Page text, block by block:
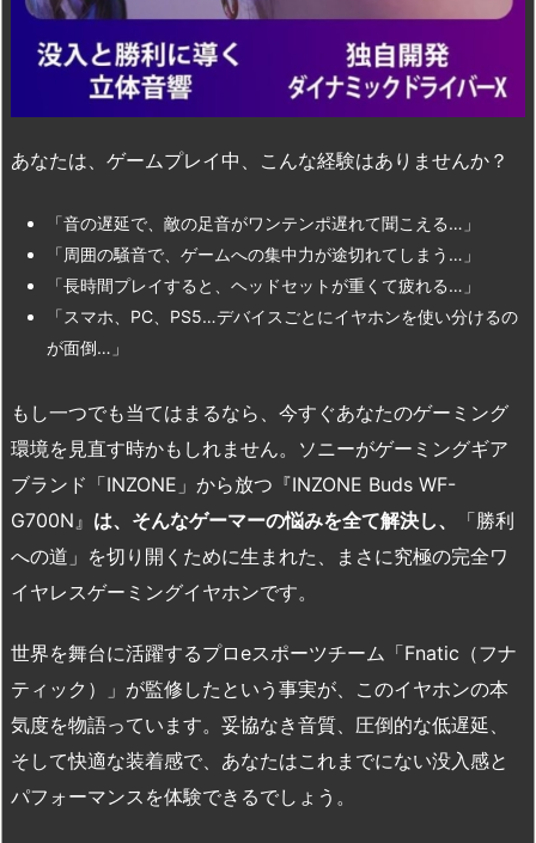
あなたは、ゲームプレイ中、こんな経験はありませんか？
「音の遅延で、敵の足音がワンテンポ遅れて聞こえる…」
「周囲の騒音で、ゲームへの集中力が途切れてしまう…」
「長時間プレイすると、ヘッドセットが重くて疲れる…」
「スマホ、PC、PS5…デバイスごとにイヤホンを使い分けるの
が面倒…」
もし一つでも当てはまるなら、今すぐあなたのゲーミング
環境を見直す時かもしれません。ソニーがゲーミングギア
ブランド「INZONE」から放つ『INZONE Buds WF-
G700N』 は、そんなゲーマーの悩みを全て解決し、
「勝利
への道」を切り開くために生まれた、まさに究極の完全ワ
イヤレスゲーミングイヤホンです。
世界を舞台に活躍するプロeスポーツチーム「Fnatic（フナ
ティック）」が監修したという事実が、このイヤホンの本
気度を物語っています。妥協なき音質、圧倒的な低遅延、
そして快適な装着感で、あなたはこれまでにない没入感と
パフォーマンスを体験できるでしょう。